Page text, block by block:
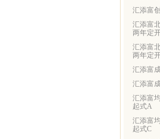
汇添富
汇添富
两年定
汇添富
两年定
汇添富
汇添富
汇添富
起式A
汇添富
起式C